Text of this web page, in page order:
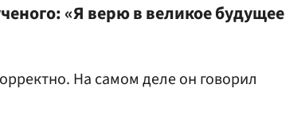
«Я верю в великое будущее
На самом деле он говорил